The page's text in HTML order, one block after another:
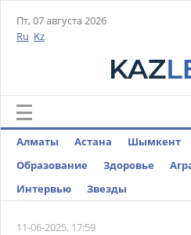
Пт, 07 августа 2026
Ru Kz
Алматы Астана Шымкент
Образование
Здоровье
Интервью
Звезды
11-06-2025, 17:59